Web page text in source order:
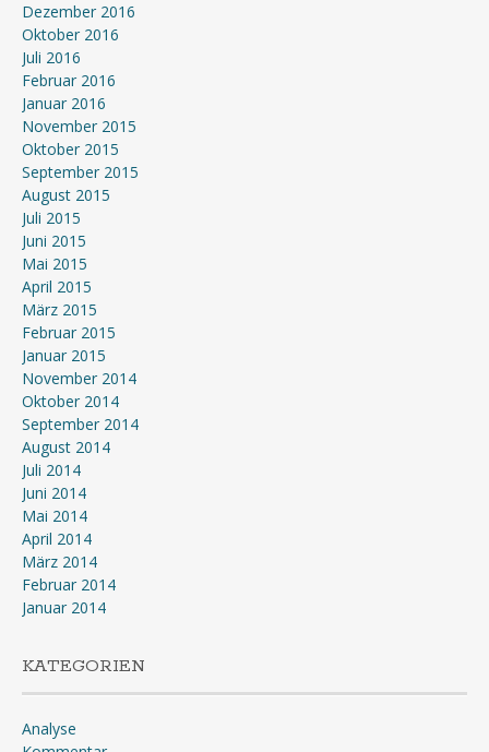
Dezember 2016
Oktober 2016
Juli 2016
Februar 2016
Januar 2016
November 2015
Oktober 2015
September 2015
August 2015
Juli 2015
Juni 2015
Mai 2015
April 2015
März 2015
Februar 2015
Januar 2015
November 2014
Oktober 2014
September 2014
August 2014
Juli 2014
Juni 2014
Mai 2014
April 2014
März 2014
Februar 2014
Januar 2014
KATEGORIEN
Analyse